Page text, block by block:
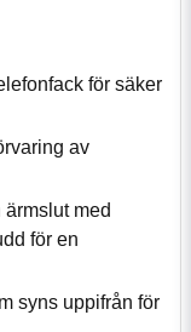
för säker
av
med
för en
syns uppifrån för